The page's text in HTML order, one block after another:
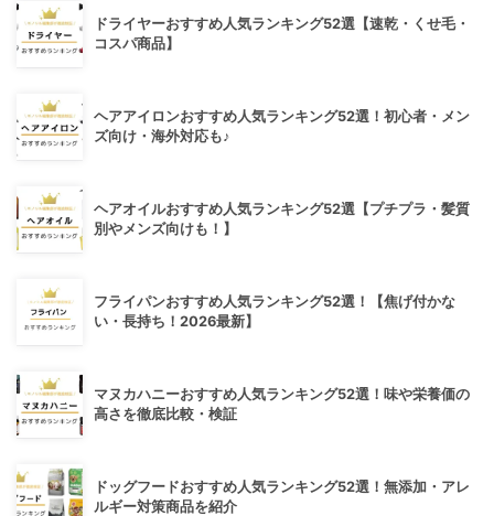
ドライヤーおすすめ人気ランキング52選【速乾・くせ毛・
コスパ商品】
ヘアアイロンおすすめ人気ランキング52選！初心者・メン
ズ向け・海外対応も♪
ヘアオイルおすすめ人気ランキング52選【プチプラ・髪質
別やメンズ向けも！】
フライパンおすすめ人気ランキング52選！【焦げ付かな
い・長持ち！2026最新】
マヌカハニーおすすめ人気ランキング52選！味や栄養価の
高さを徹底比較・検証
ドッグフードおすすめ人気ランキング52選！無添加・アレ
ルギー対策商品を紹介